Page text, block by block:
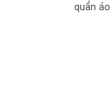
quần